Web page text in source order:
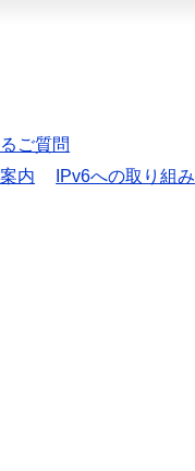
ご質問
内
IPv6への取り組み